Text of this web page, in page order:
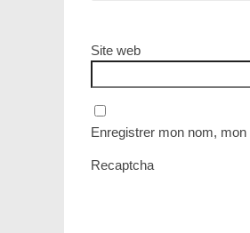
Site web
Enregistrer mon nom,
Recaptcha